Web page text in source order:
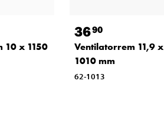
10 x 1150
3690
Ventilatorrem 11,9 x
1010 mm
62-1013